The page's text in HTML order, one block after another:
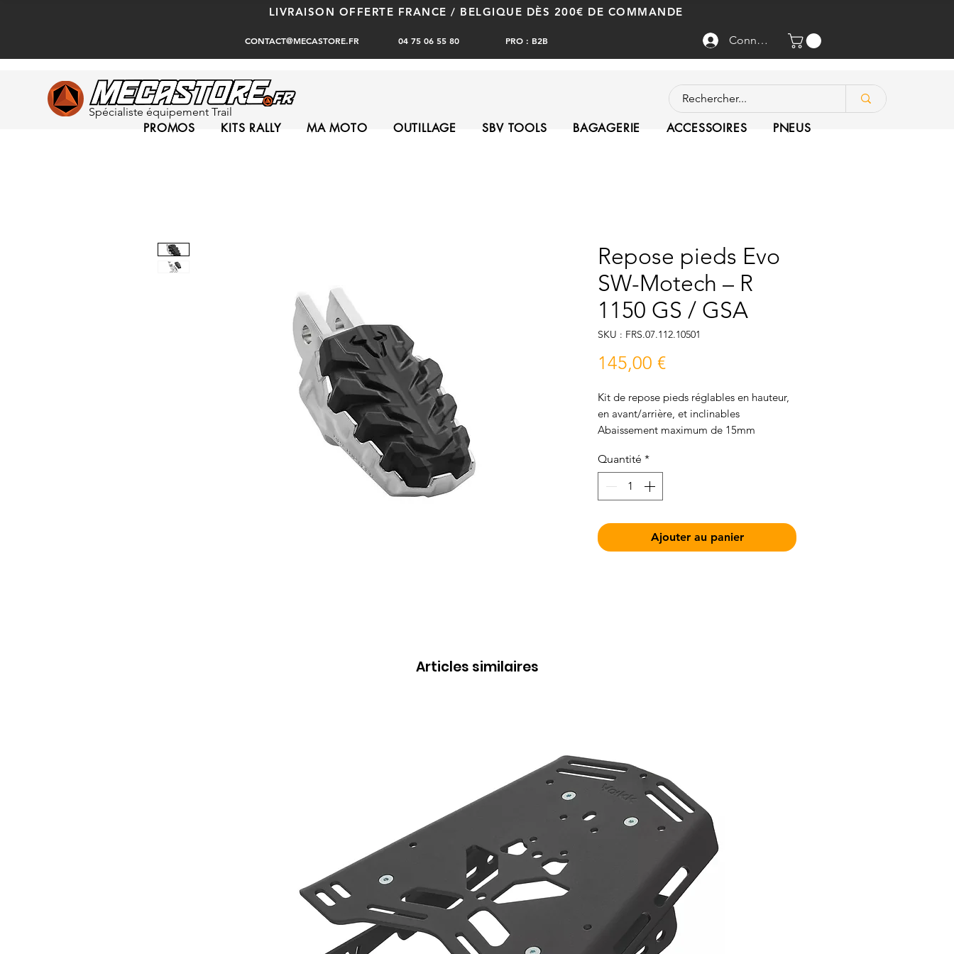
LIVRAISON OFFERTE FRANCE / BELGIQUE DÈS 200€ DE COMMANDE
CONTACT@MECASTORE.FR 04 75 06 55 80 PRO : B2B Connexion
Spécialiste équipement Trail
PROMOS KITS RALLY MA MOTO OUTILLAGE SBV TOOLS BAGAGERIE ACCESSOIRES PNEUS
Repose pieds Evo
SW-Motech – R
1150 GS / GSA
SKU : FRS.07.112.10501
145,00 €Prix
Kit de repose pieds réglables en hauteur,
en avant/arrière, et inclinables
Abaissement maximum de 15mm
amovible
Quantité *
Ajouter au panier
Articles similaires